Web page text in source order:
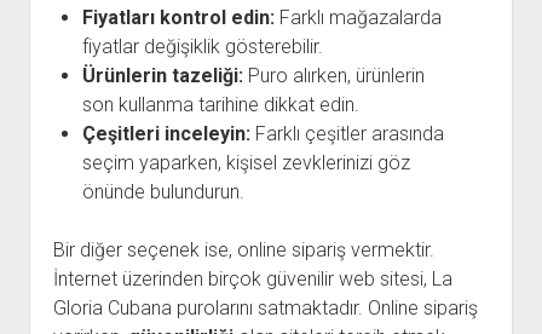
Fiyatları kontrol edin:Farklı mağazalarda
fiyatlar değişiklik gösterebilir.
Ürünlerin tazeliği:Puro alırken, ürünlerin
son kullanma tarihine dikkat edin.
Çeşitleri inceleyin:Farklı çeşitler arasında
seçim yaparken, kişisel zevklerinizi göz
önünde bulundurun.
Bir diğer seçenek ise, online sipariş vermektir.
İnternet üzerinden birçok güvenilir web sitesi, La
Gloria Cubana purolarını satmaktadır. Online sipariş